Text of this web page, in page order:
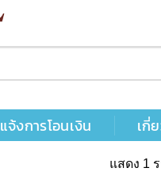
แจ้งการโอนเงิน เกี่
แสดง 1